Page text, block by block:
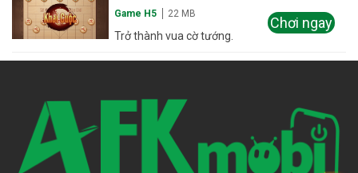
Game H5 22 MB
Trở thành vua cờ tướng.
Chơi ngay